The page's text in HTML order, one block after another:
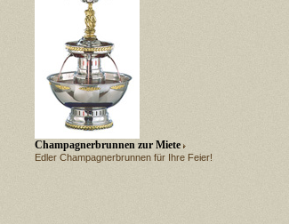
Champagnerbrunnen zur Miete
Edler Champagnerbrunnen für Ihre Feier!